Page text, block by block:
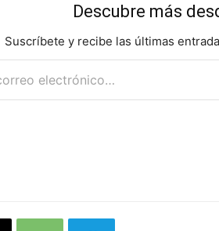
Descubre más
Suscríbete y recibe las últimas